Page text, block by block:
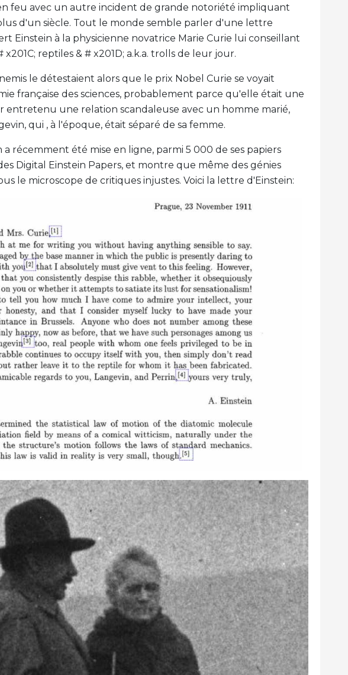
feu avec un autre incident de grande notoriété impliquant
d'un siècle. Tout le monde semble parler d'une lettre
Einstein à la physicienne novatrice Marie Curie lui conseillant
reptiles & # x201D; a.k.a. trolls de leur jour.
le détestaient alors que le prix Nobel Curie se voyait
française des sciences, probablement parce qu'elle était une
entretenu une relation scandaleuse avec un homme marié,
qui , à l'époque, était séparé de sa femme.
a récemment été mise en ligne, parmi 5 000 de ses papiers
Digital Einstein Papers, et montre que même des génies
le microscope de critiques injustes. Voici la lettre d'Einstein: